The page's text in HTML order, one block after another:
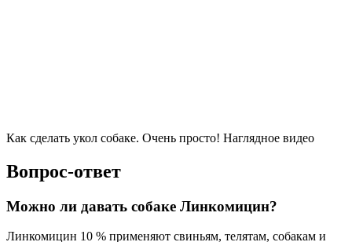
Как сделать укол собаке. Очень просто! Наглядное видео
Вопрос-ответ
Можно ли давать собаке Линкомицин?
Линкомицин 10 % применяют свиньям, телятам, собакам и